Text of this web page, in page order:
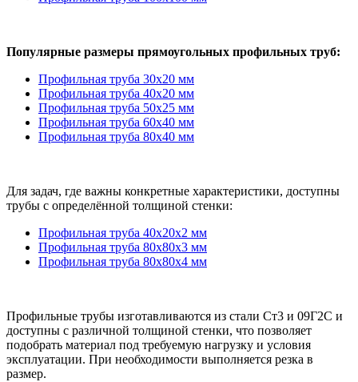
Популярные размеры прямоугольных профильных труб:
Профильная труба 30х20 мм
Профильная труба 40х20 мм
Профильная труба 50х25 мм
Профильная труба 60х40 мм
Профильная труба 80х40 мм
Для задач, где важны конкретные характеристики, доступны
трубы с определённой толщиной стенки:
Профильная труба 40х20х2 мм
Профильная труба 80х80х3 мм
Профильная труба 80х80х4 мм
Профильные трубы изготавливаются из стали Ст3 и 09Г2С и
доступны с различной толщиной стенки, что позволяет
подобрать материал под требуемую нагрузку и условия
эксплуатации. При необходимости выполняется резка в
размер.